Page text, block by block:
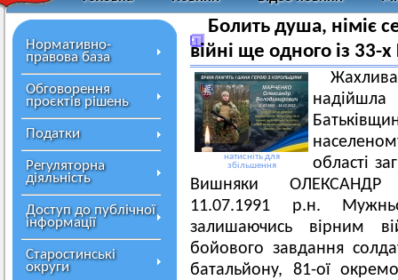
Нормативно-
правова база
Обговорення
проєктів рішень
Податки
Регуляторна
діяльність
Доступ до публічної
інформації
Старостинські
округи
Болить душа, німіє
війні ще одного із 33-х
натисніть для
збільшення
області
Вишняки
11.07.1991 р.н.
залишаючись вірним
бойового завдання
батальйону, 81-ої